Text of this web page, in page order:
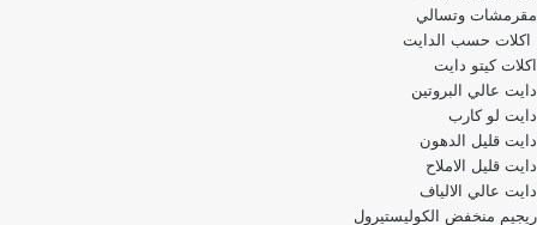
مقرمشات وتسالي
اكلات حسب الدايت
اكلات كيتو دايت
دايت عالي البروتين
دايت لو كارب
دايت قليل الدهون
دايت قليل الاملاح
دايت عالي الالياف
ريجيم منخفض الكوليستيرول